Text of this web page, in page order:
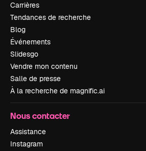
Carrières
Tendances de recherche
Blog
Événements
Slidesgo
Vendre mon contenu
Salle de presse
À la recherche de magnific.ai
Nous contacter
Assistance
Instagram